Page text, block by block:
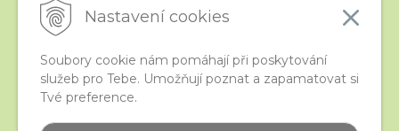
Nastavení cookies
Soubory cookie nám pomáhají při poskytování
služeb pro Tebe. Umožňují poznat a zapamatovat si
Tvé preference.
iStraka